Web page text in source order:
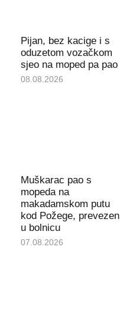
Pijan, bez kacige i s
oduzetom vozačkom
sjeo na moped pa pao
08.08.2026
Muškarac pao s
mopeda na
makadamskom putu
kod Požege, prevezen
u bolnicu
07.08.2026